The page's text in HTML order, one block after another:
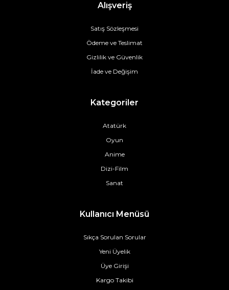
Alışveriş
Satış Sözleşmesi
Ödeme ve Teslimat
Gizlilik ve Güvenlik
İade ve Değişim
Kategoriler
Atatürk
Oyun
Anime
Dizi-Film
Sanat
Kullanıcı Menüsü
Sıkça Sorulan Sorular
Yeni Üyelik
Üye Girişi
Kargo Takibi